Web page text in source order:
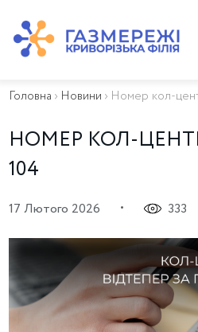
ПРО КОМПАНІЮ
ВАЖЛИВА ІНФОРМАЦІЯ
КАР’ЄРА
ПРИЄДНАННЯ
КГУ
ОСОБИСТИЙ КАБІНЕТ
Головна › Новини › Номер кол-
НОМЕР КОЛ-
104
17 Лютого 2026 • 333